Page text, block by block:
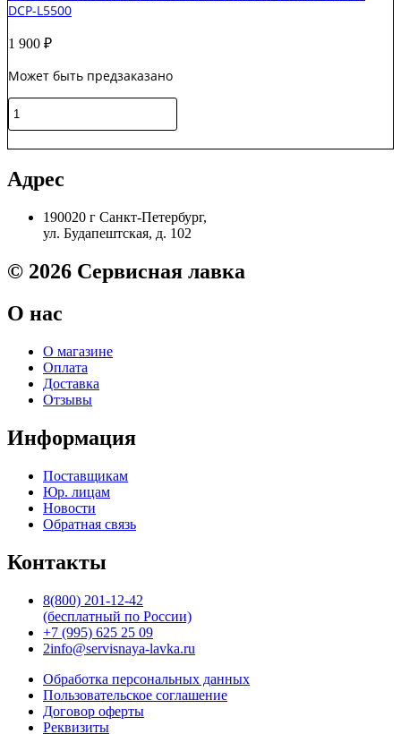
/
/
/
S'tech
DCP-L5500
1 900 ₽
Может быть предзаказано
Количество
товара
Резиновый
вал
Brother
L5000
/
L5200
DCP-
Адрес
190020 г Санкт-Петербург,
ул. Будапештская, д. 102
© 2026 Сервисная лавка
О нас
О магазине
Оплата
Доставка
Отзывы
Информация
Поставщикам
Юр. лицам
Новости
Обратная связь
Контакты
8(800) 201-12-42
(бесплатный по России)
+7 (995) 625 25 09
2info@servisnaya-lavka.ru
Обработка персональных данных
Пользовательское соглашение
Договор оферты
Реквизиты